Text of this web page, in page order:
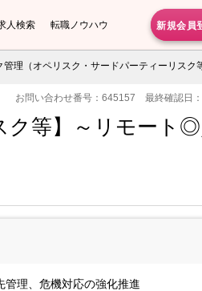
人検索 転職ノウハウ 新規会員
管理（オペリスク・サードパーティーリス
お問い合わせ番号：645157 最終確認日
ク等】～リモート
管理、危機対応の強化推進